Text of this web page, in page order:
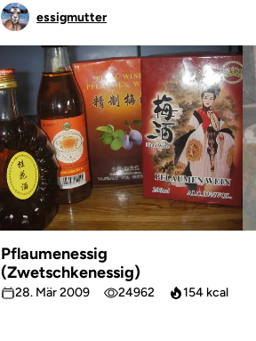
essigmutter
Pflaumenessig
(Zwetschkenessig)
28. Mär 2009 24962 154 kcal